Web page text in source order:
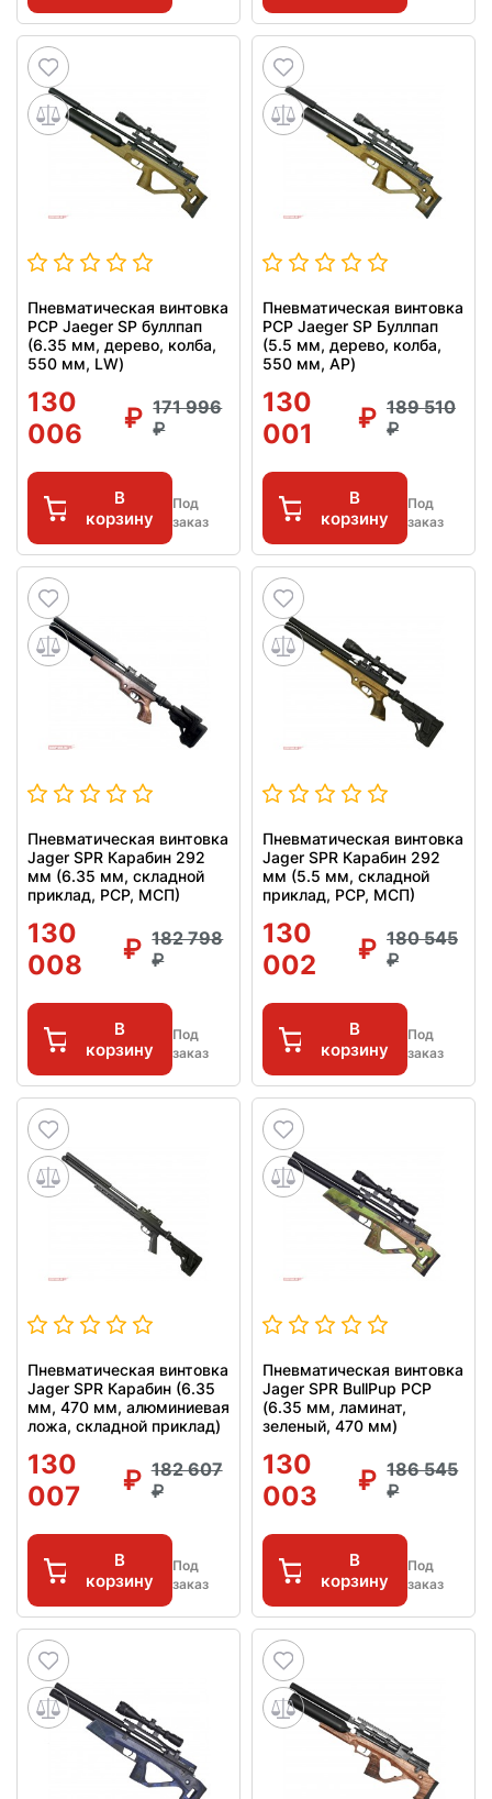
Пневматическая винтовка
PCP Jaeger SP буллпап
(6.35 мм, дерево, колба,
550 мм, LW)
130
006
171 996
В
корзину
Под
заказ
Пневматическая винтовка
PCP Jaeger SP Буллпап
(5.5 мм, дерево, колба,
550 мм, AP)
130
001
189 510
В
корзину
Под
заказ
Пневматическая винтовка
Jager SPR Карабин 292
мм (6.35 мм, складной
приклад, PCP, МСП)
130
008
182 798
В
корзину
Под
заказ
Пневматическая винтовка
Jager SPR Карабин 292
мм (5.5 мм, складной
приклад, PCP, МСП)
130
002
180 545
В
корзину
Под
заказ
Пневматическая винтовка
Jager SPR Карабин (6.35
мм, 470 мм, алюминиевая
ложа, складной приклад)
130
007
182 607
В
корзину
Под
заказ
Пневматическая винтовка
Jager SPR BullPup PCP
(6.35 мм, ламинат,
зеленый, 470 мм)
130
003
186 545
В
корзину
Под
заказ